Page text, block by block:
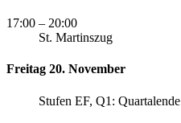
17:00 – 20:00
St. Martinszug
Freitag 20. November
Stufen EF, Q1: Quartalende